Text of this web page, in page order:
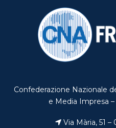
Confederazione Nazionale
e Media Impresa
Via Mària, 51